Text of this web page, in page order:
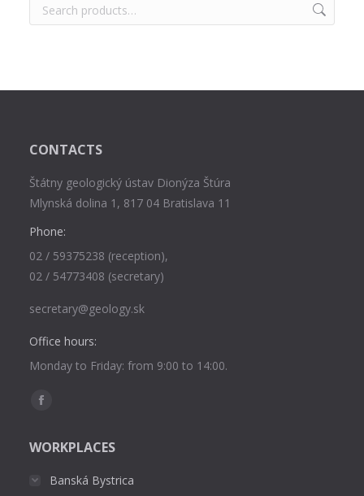
CONTACTS
Štátny geologický ústav Dionýza Štúra
Mlynská dolina 1, 817 04 Bratislava 11
Phone:
02 / 59375238 (reception),
02 / 54773408 (secretary)
secretary@geology.sk
Office hours:
Monday to Friday: from 9:00 to 14:00.
Find us on:
Facebook
opens
WORKPLACES
Banská Bystrica